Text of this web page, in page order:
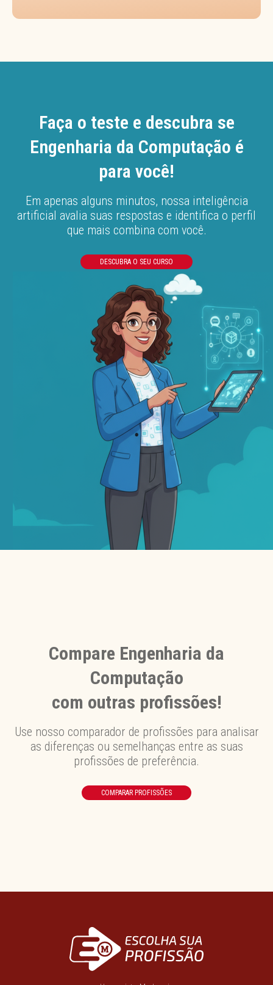
Faça o teste e descubra se
Engenharia da Computação é
para você!
Em apenas alguns minutos, nossa inteligência
artificial avalia suas respostas e identifica o perfil
que mais combina com você.
DESCUBRA O SEU CURSO
Compare Engenharia da
Computação
com outras profissões!
Use nosso comparador de profissões para analisar
as diferenças ou semelhanças entre as suas
profissões de preferência.
COMPARAR PROFISSÕES